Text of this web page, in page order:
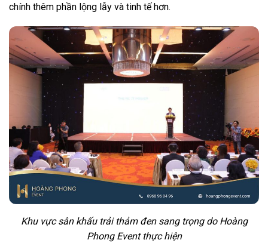
chính thêm phần lộng lẫy và tinh tế hơn.
Khu vực sân khấu trải thảm đen sang trọng do Hoàng
Phong Event thực hiện